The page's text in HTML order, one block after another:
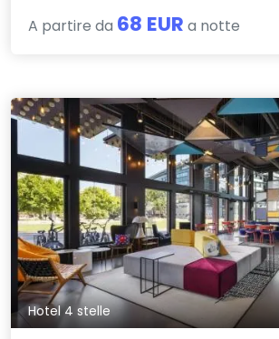
A partire da 68 EUR a notte
Hotel 4 stelle